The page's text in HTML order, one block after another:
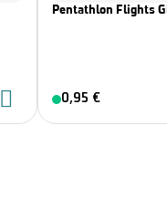
Pentathlon Flights
0,95 €